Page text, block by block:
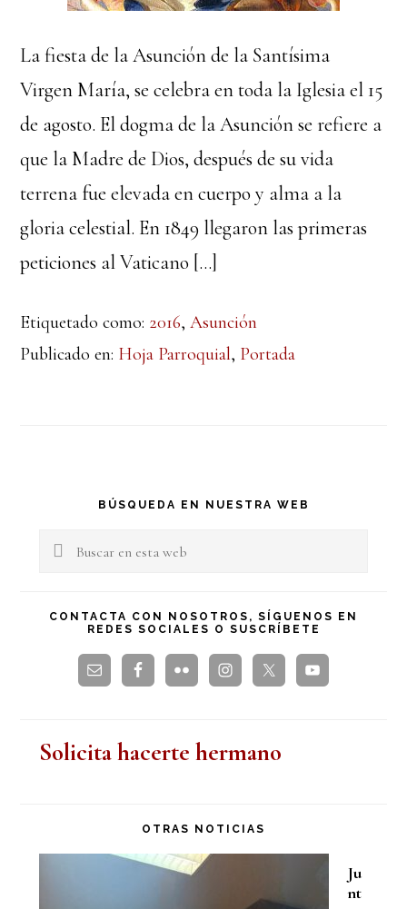
La fiesta de la Asunción de la Santísima
Virgen María, se celebra en toda la Iglesia el 15
de agosto. El dogma de la Asunción se refiere a
que la Madre de Dios, después de su vida
terrena fue elevada en cuerpo y alma a la
gloria celestial. En 1849 llegaron las primeras
peticiones al Vaticano […]
Etiquetado como: 2016,Asunción
Publicado en: Hoja Parroquial, Portada
Barra
lateral
BÚSQUEDA EN NUESTRA WEB
Buscar
esta
CONTACTA CON NOSOTROS, SÍGUENOS EN
REDES SOCIALES O SUSCRÍBETE
Solicita hacerte hermano
OTRAS NOTICIAS
Ju
nt